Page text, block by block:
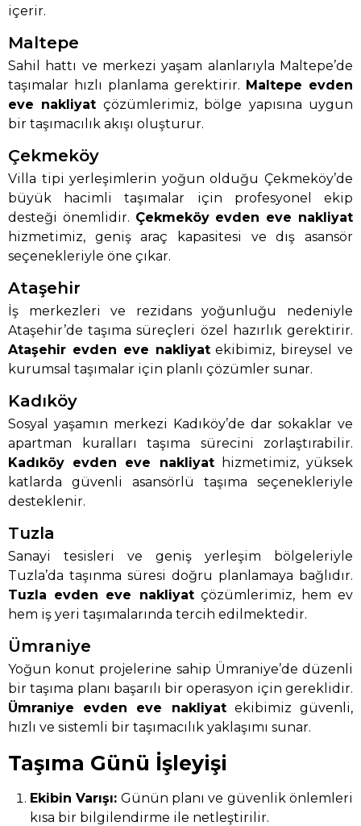
içerir.
Maltepe
Sahil hattı ve merkezi yaşam alanlarıyla Maltepe’de
taşımalar hızlı planlama gerektirir. Maltepe evden
eve nakliyat çözümlerimiz, bölge yapısına uygun
bir taşımacılık akışı oluşturur.
Çekmeköy
Villa tipi yerleşimlerin yoğun olduğu Çekmeköy’de
büyük hacimli taşımalar için profesyonel ekip
desteği önemlidir. Çekmeköy evden eve nakliyat
hizmetimiz, geniş araç kapasitesi ve dış asansör
seçenekleriyle öne çıkar.
Ataşehir
İş merkezleri ve rezidans yoğunluğu nedeniyle
Ataşehir’de taşıma süreçleri özel hazırlık gerektirir.
Ataşehir evden eve nakliyatekibimiz, bireysel ve
kurumsal taşımalar için planlı çözümler sunar.
Kadıköy
Sosyal yaşamın merkezi Kadıköy’de dar sokaklar ve
apartman kuralları taşıma sürecini zorlaştırabilir.
Kadıköy evden eve nakliyathizmetimiz, yüksek
katlarda güvenli asansörlü taşıma seçenekleriyle
desteklenir.
Tuzla
Sanayi tesisleri ve geniş yerleşim bölgeleriyle
Tuzla’da taşınma süresi doğru planlamaya bağlıdır.
Tuzla evden eve nakliyatçözümlerimiz, hem ev
hem iş yeri taşımalarında tercih edilmektedir.
Ümraniye
Yoğun konut projelerine sahip Ümraniye’de düzenli
bir taşıma planı başarılı bir operasyon için gereklidir.
Ümraniye evden eve nakliyatekibimiz güvenli,
hızlı ve sistemli bir taşımacılık yaklaşımı sunar.
Taşıma Günü İşleyişi
Ekibin Varışı: Günün planı ve güvenlik önlemleri
kısa bir bilgilendirme ile netleştirilir.